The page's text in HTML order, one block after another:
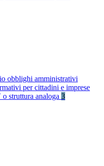
obblighi amministrativi
per cittadini e imprese
struttura analoga 3